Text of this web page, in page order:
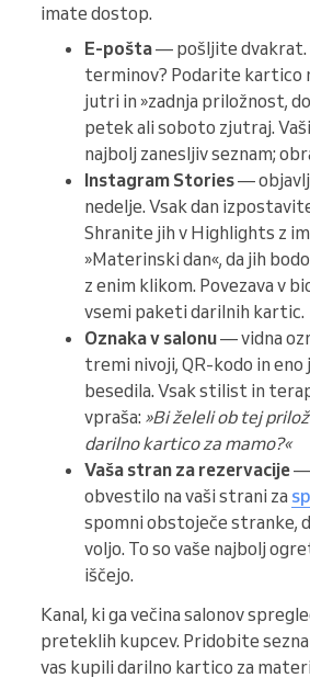
imate dostop.
E-pošta— pošljite dvakrat.
terminov? Podarite kartico
jutri in »zadnja priložnost,
petek ali soboto zjutraj.
najbolj zanesljiv seznam;
Instagram Stories—
nedelje. Vsak dan
Shranite jih v Highlights z
»Materinski dan«, da jih
z enim klikom. Povezava v
vsemi paketi darilnih kartic.
Oznaka v salonu— vidna
tremi nivoji, QR-kodo in eno
besedila. Vsak stilist in
vpraša: »Bi želeli ob tej
darilno kartico za mamo?«
Vaša stran za rezervacije—
obvestilo na vaši strani za
spomni obstoječe stranke,
voljo. To so vaše najbolj
iščejo.
Kanal, ki ga večina salonov
preteklih kupcev. Pridobite
vas kupili darilno kartico za